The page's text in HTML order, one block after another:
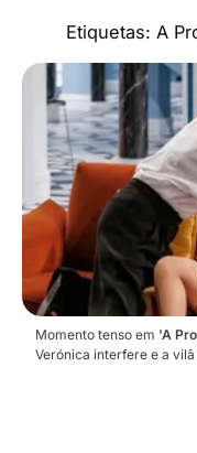
Etiquetas: A
Momento tenso em 'A
Verónica interfere e a